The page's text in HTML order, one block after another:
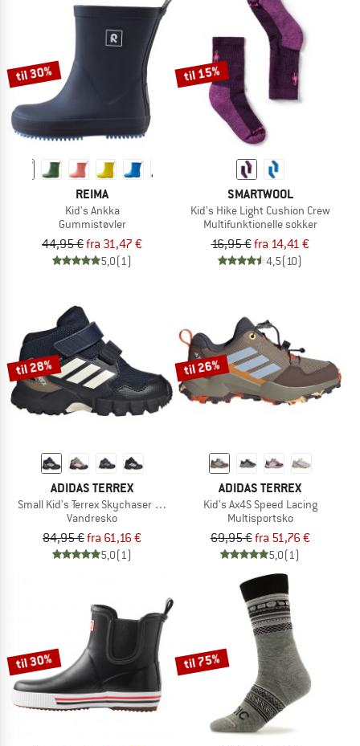
til 30%
REIMA
Kid's Ankka
Gummistøvler
44,95 €fra 31,47 €
5,0(1)
til 15%
SMARTWOOL
Kid's Hike Light Cushion Crew
Multifunktionelle sokker
16,95 €fra 14,41 €
4,5(10)
til 28%
ADIDAS TERREX
Small Kid's Terrex Skychaser Mid GORE-TEX
Vandresko
84,95 €fra 61,16 €
5,0(1)
til 26%
ADIDAS TERREX
Kid's Ax4S Speed Lacing
Multisportsko
69,95 €fra 51,76 €
5,0(1)
til 30% til 75%